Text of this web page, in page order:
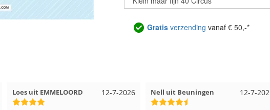
Gratisverzending vanaf € 50,-*
12-7-2026
Nell uit Beuningen 11-7-
Wendy uit Amsterdam